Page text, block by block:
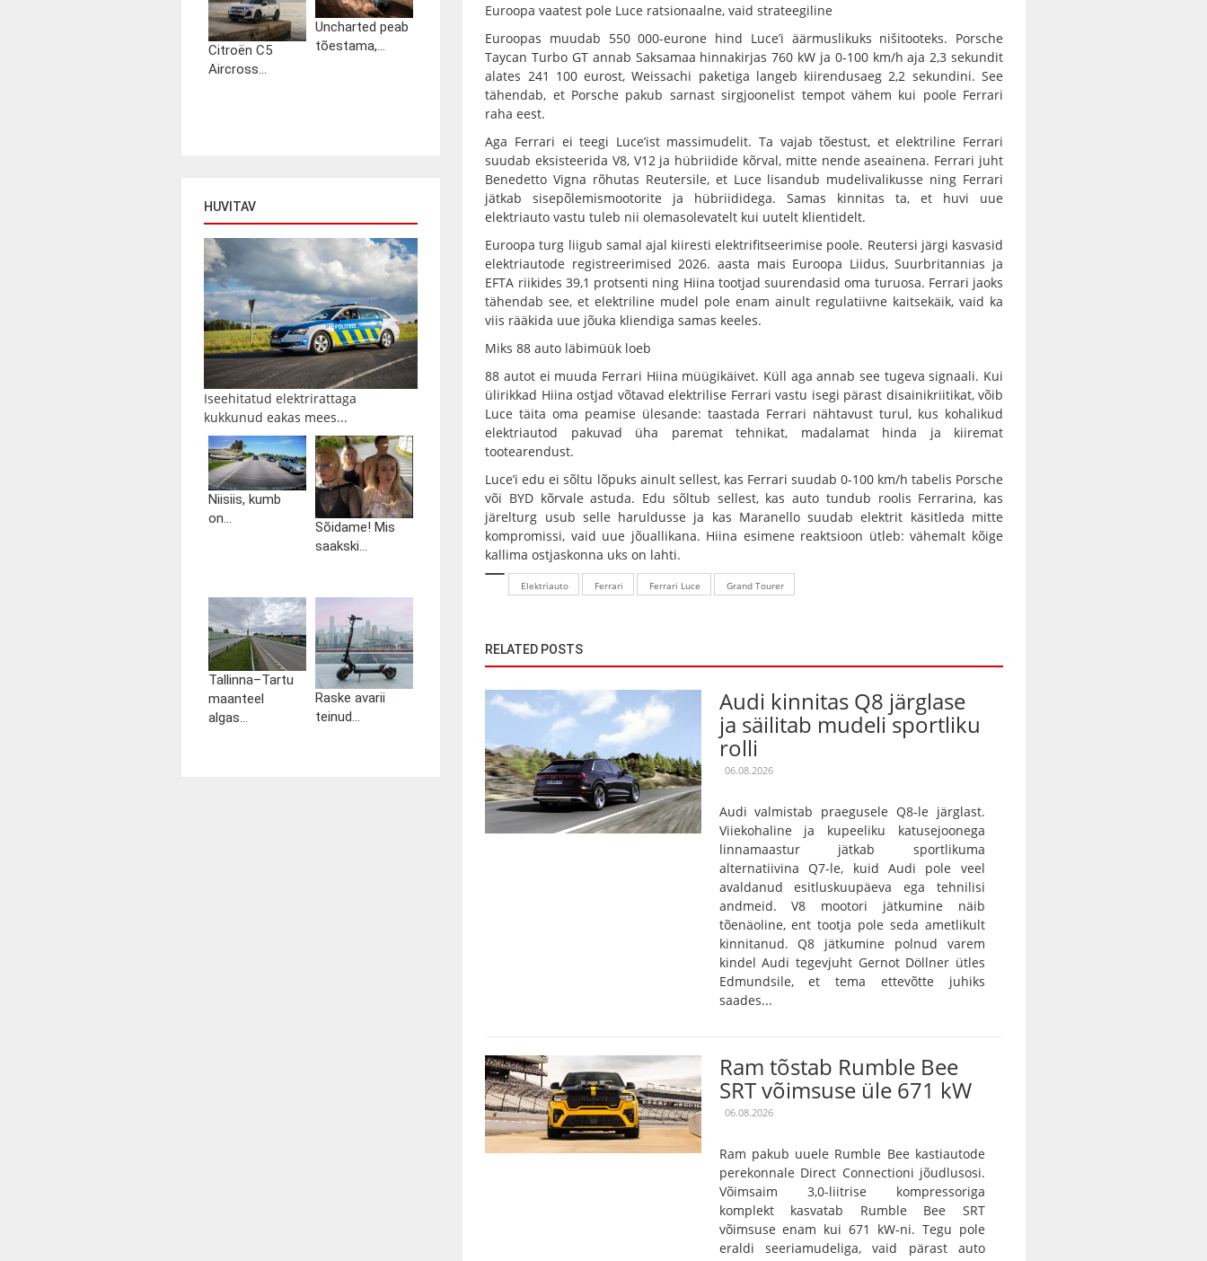
Citroën C5
Aircross...
Uncharted peab
tõestama,...
HUVITAV
Iseehitatud elektrirattaga
kukkunud eakas mees...
Niisiis, kumb
on...
Sõidame! Mis
saakski...
Tallinna–Tartu
maanteel
algas...
Raske avarii
teinud...
Euroopa vaatest pole Luce ratsionaalne, vaid strateegiline
Euroopas muudab 550 000-eurone hind Luce’i äärmuslikuks nišitooteks. Porsche
Taycan Turbo GT annab Saksamaa hinnakirjas 760 kW ja 0-100 km/h aja 2,3 sekundit
alates 241 100 eurost, Weissachi paketiga langeb kiirendusaeg 2,2 sekundini. See
tähendab, et Porsche pakub sarnast sirgjoonelist tempot vähem kui poole Ferrari
raha eest.
Aga Ferrari ei teegi Luce’ist massimudelit. Ta vajab tõestust, et elektriline Ferrari
suudab eksisteerida V8, V12 ja hübriidide kõrval, mitte nende aseainena. Ferrari juht
Benedetto Vigna rõhutas Reutersile, et Luce lisandub mudelivalikusse ning Ferrari
jätkab sisepõlemismootorite ja hübriididega. Samas kinnitas ta, et huvi uue
elektriauto vastu tuleb nii olemasolevatelt kui uutelt klientidelt.
Euroopa turg liigub samal ajal kiiresti elektrifitseerimise poole. Reutersi järgi kasvasid
elektriautode registreerimised 2026. aasta mais Euroopa Liidus, Suurbritannias ja
EFTA riikides 39,1 protsenti ning Hiina tootjad suurendasid oma turuosa. Ferrari jaoks
tähendab see, et elektriline mudel pole enam ainult regulatiivne kaitsekäik, vaid ka
viis rääkida uue jõuka kliendiga samas keeles.
Miks 88 auto läbimüük loeb
88 autot ei muuda Ferrari Hiina müügikäivet. Küll aga annab see tugeva signaali. Kui
ülirikkad Hiina ostjad võtavad elektrilise Ferrari vastu isegi pärast disainikriitikat, võib
Luce täita oma peamise ülesande: taastada Ferrari nähtavust turul, kus kohalikud
elektriautod pakuvad üha paremat tehnikat, madalamat hinda ja kiiremat
tootearendust.
Luce’i edu ei sõltu lõpuks ainult sellest, kas Ferrari suudab 0-100 km/h tabelis Porsche
või BYD kõrvale astuda. Edu sõltub sellest, kas auto tundub roolis Ferrarina, kas
järelturg usub selle haruldusse ja kas Maranello suudab elektrit käsitleda mitte
kompromissi, vaid uue jõuallikana. Hiina esimene reaktsioon ütleb: vähemalt kõige
kallima ostjaskonna uks on lahti.
Elektriauto Ferrari Ferrari Luce Grand Tourer
RELATED POSTS
Audi kinnitas Q8 järglase
ja säilitab mudeli sportliku
rolli
06.08.2026
Audi valmistab praegusele Q8-le järglast.
Viiekohaline ja kupeeliku katusejoonega
linnamaastur jätkab sportlikuma
alternatiivina Q7-le, kuid Audi pole veel
avaldanud esitluskuupäeva ega tehnilisi
andmeid. V8 mootori jätkumine näib
tõenäoline, ent tootja pole seda ametlikult
kinnitanud. Q8 jätkumine polnud varem
kindel Audi tegevjuht Gernot Döllner ütles
Edmundsile, et tema ettevõtte juhiks
saades...
Ram tõstab Rumble Bee
SRT võimsuse üle 671 kW
06.08.2026
Ram pakub uuele Rumble Bee kastiautode
perekonnale Direct Connectioni jõudlusosi.
Võimsaim 3,0-liitrise kompressoriga
komplekt kasvatab Rumble Bee SRT
võimsuse enam kui 671 kW-ni. Tegu pole
eraldi seeriamudeliga, vaid pärast auto